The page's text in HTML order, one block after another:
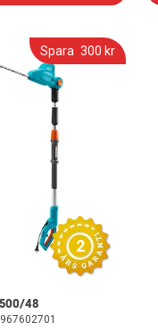
Spara 300 kr
2
48